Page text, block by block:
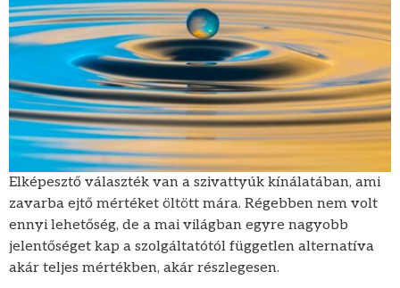
Elképesztő választék van a szivattyúk kínálatában, ami
zavarba ejtő mértéket öltött mára. Régebben nem volt
ennyi lehetőség, de a mai világban egyre nagyobb
jelentőséget kap a szolgáltatótól független alternatíva
akár teljes mértékben, akár részlegesen.